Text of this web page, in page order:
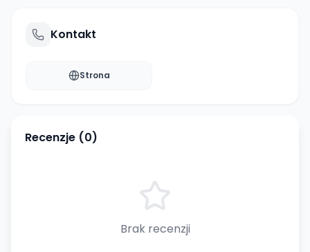
Kontakt
Strona
Recenzje (0)
Brak recenzji